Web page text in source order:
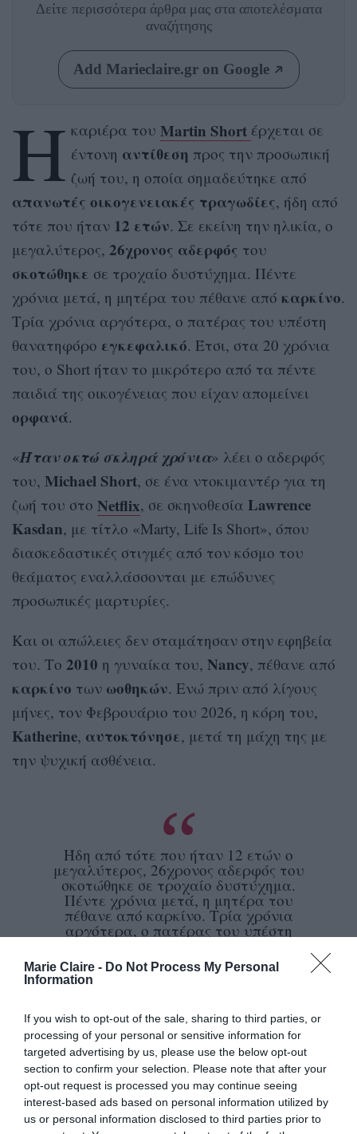
Marie Claire - Do Not Process My Personal
Information
If you wish to opt-out of the sale, sharing to third parties, or
processing of your personal or sensitive information for
targeted advertising by us, please use the below opt-out
section to confirm your selection. Please note that after your
opt-out request is processed you may continue seeing
interest-based ads based on personal information utilized by
us or personal information disclosed to third parties prior to
Δείτε περισσότερα άρθρα μας στα αποτελέσματα
αναζήτησης
Add Marieclaire.gr on Google
Η καριέρα του Martin Short έρχεται σε
έντονη αντίθεση προς την προσωπική
ζωή του, η οποία σημαδεύτηκε από
απανωτές οικογενειακές τραγωδίες, ήδη από
τότε που ήταν 12 ετών. Σε εκείνη την ηλικία, ο
μεγαλύτερος, 26χρονος αδερφός του
σκοτώθηκε σε τροχαίο δυστύχημα. Πέντε
χρόνια μετά, η μητέρα του πέθανε από καρκίνο.
Τρία χρόνια αργότερα, ο πατέρας του υπέστη
θανατηφόρο εγκεφαλικό. Έτσι, στα 20 χρόνια
του, ο Short ήταν το μικρότερο από τα πέντε
παιδιά της οικογένειας που είχαν απομείνει
ορφανά.
«Ήταν οκτώ σκληρά χρόνια» λέει ο αδερφός
του, Michael Short, σε ένα ντοκιμαντέρ για τη
ζωή του στο Netflix, σε σκηνοθεσία Lawrence
Kasdan, με τίτλο «Marty, Life Is Short», όπου
διασκεδαστικές στιγμές από τον κόσμο του
θεάματος εναλλάσσονται με επώδυνες
προσωπικές μαρτυρίες.
Και οι απώλειες δεν σταμάτησαν στην εφηβεία
του. Το 2010 η γυναίκα του, Nancy, πέθανε από
καρκίνο των ωοθηκών. Ενώ πριν από λίγους
μήνες, τον Φεβρουάριο του 2026, η κόρη του,
Katherine, αυτοκτόνησε, μετά τη μάχη της με
την ψυχική ασθένεια.
Ήδη από τότε που ήταν 12 ετών ο
μεγαλύτερος, 26χρονος αδερφός του
σκοτώθηκε σε τροχαίο δυστύχημα.
Πέντε χρόνια μετά, η μητέρα του
πέθανε από καρκίνο. Τρία χρόνια
αργότερα, ο πατέρας του υπέστη
Πώς έχει μάθει να επιβιώνει ο76χρονος
εαυτού σου», είπε σε συνέντευξή τους στους
New York Times, προσθέτοντας πως η περίοδος
πένθους τον βοήθησε να εξασκήσει «μυς
επιβίωσης». Μετά την απώλειά του, « τίποτα
δεν έβγαζε νόημα» για το 12χρονο τότε αγόρι.